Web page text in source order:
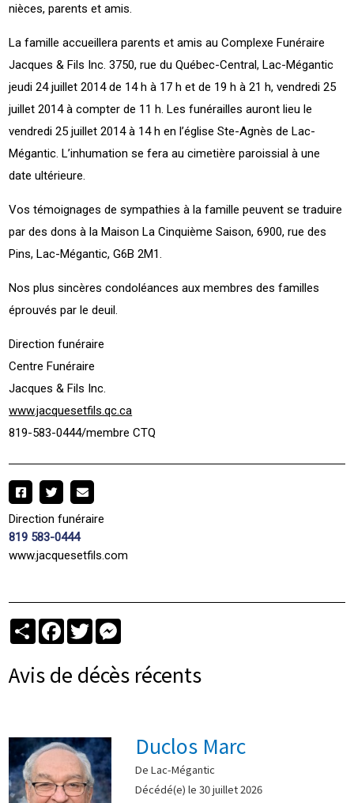
nièces, parents et amis.
La famille accueillera parents et amis au Complexe Funéraire
Jacques & Fils Inc. 3750, rue du Québec-Central, Lac-Mégantic
jeudi 24 juillet 2014 de 14 h à 17 h et de 19 h à 21 h, vendredi 25
juillet 2014 à compter de 11 h. Les funérailles auront lieu le
vendredi 25 juillet 2014 à 14 h en l’église Ste-Agnès de Lac-
Mégantic. L’inhumation se fera au cimetière paroissial à une
date ultérieure.
Vos témoignages de sympathies à la famille peuvent se traduire
par des dons à la Maison La Cinquième Saison, 6900, rue des
Pins, Lac-Mégantic, G6B 2M1.
Nos plus sincères condoléances aux membres des familles
éprouvés par le deuil.
Direction funéraire
Centre Funéraire
Jacques & Fils Inc.
www.jacquesetfils.qc.ca
819-583-0444/membre CTQ
Direction funéraire
819 583-0444
www.jacquesetfils.com
PartagerFacebook
Twitter
Avis de décès récents
Duclos Marc
De Lac-Mégantic
Décédé(e) le 30 juillet 2026